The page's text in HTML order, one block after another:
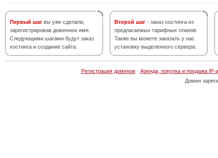
Первый шаг вы уже сделали,
зарегистрировав доменное имя.
Следующими шагами будут заказ
хостинга и создание сайта.
Второй шаг - заказ хостинга из
предлагаемых тарифных планов.
Также вы можете заказать у нас
установку выделенного сервера.
Регистрация доменов· Аренда, покупка и продажа IP-
Домен